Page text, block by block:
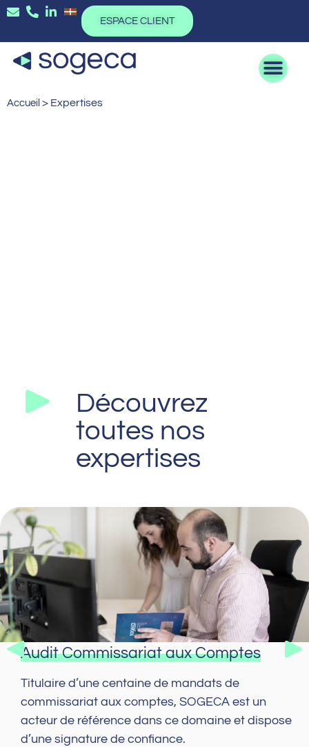
ESPACE CLIENT
Accueil > Expertises
Découvrez
toutes nos
expertises
Audit Commissariat aux Comptes
Titulaire d’une centaine de mandats de
commissariat aux comptes, SOGECA est un
acteur de référence dans ce domaine et dispose
d’une signature de confiance.